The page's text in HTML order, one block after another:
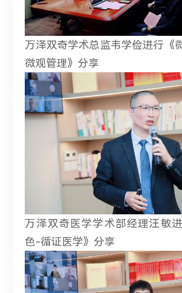
万泽双奇学术总监韦学俭进行《
微观管理》分享
万泽双奇医学学术部经理汪敏
色-循证医学》分享